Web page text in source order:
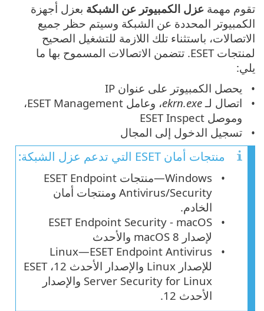
تقوم مهمة عزل الكمبيوتر عن الشبكة بعزل أجهزة
الكمبيوتر المحددة عن الشبكة وسيتم حظر جميع
الاتصالات، باستثناء تلك اللازمة للتشغيل الصحيح
لمنتجات ESET. تتضمن الاتصالات المسموح بها ما
يلي:
يحصل الكمبيوتر على عنوان IP
اتصال لـekrn.exe
، وعامل ESET Management،
وموصل ESET Inspect
تسجيل الدخول إلى المجال
منتجات أمان ESET التي تدعم عزل الشبكة:
Windows—منتجات ESET Endpoint
Antivirus/Security ومنتجات أمان
الخادم.
ESET Endpoint Security - macOS
لإصدار macOS 8 والأحدث
Linux—ESET Endpoint Antivirus
للإصدار Linux والإصدار الأحدث 12، ESET
Server Security for Linux والإصدار
الأحدث 12.